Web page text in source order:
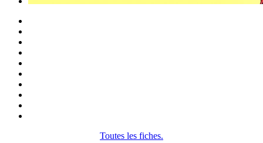
Toutes les fiches.